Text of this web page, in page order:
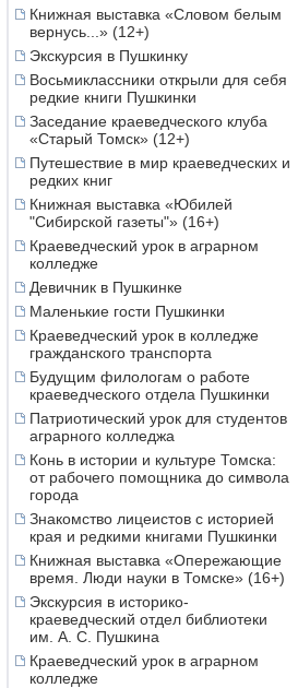
Книжная выставка «Словом белым
вернусь...» (12+)
Экскурсия в Пушкинку
Восьмиклассники открыли для себя
редкие книги Пушкинки
Заседание краеведческого клуба
«Старый Томск» (12+)
Путешествие в мир краеведческих и
редких книг
Книжная выставка «Юбилей
"Сибирской газеты"» (16+)
Краеведческий урок в аграрном
колледже
Девичник в Пушкинке
Маленькие гости Пушкинки
Краеведческий урок в колледже
гражданского транспорта
Будущим филологам о работе
краеведческого отдела Пушкинки
Патриотический урок для студентов
аграрного колледжа
Конь в истории и культуре Томска:
от рабочего помощника до символа
города
Знакомство лицеистов с историей
края и редкими книгами Пушкинки
Книжная выставка «Опережающие
время. Люди науки в Томске» (16+)
Экскурсия в историко-
краеведческий отдел библиотеки
им. А. С. Пушкина
Краеведческий урок в аграрном
колледже